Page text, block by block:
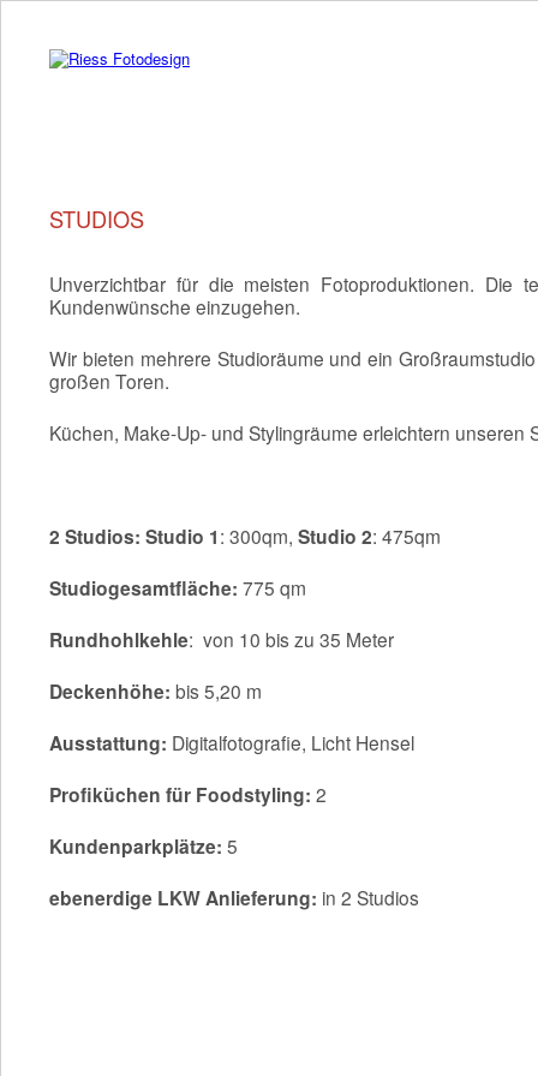
STUDIOS
Unverzichtbar für die meisten Fotoproduktionen. Die
Kundenwünsche einzugehen.
Wir bieten mehrere Studioräume und ein
großen Toren.
Küchen, Make-Up- und Stylingräume erleichtern unseren
2 Studios: Studio 1: 300qm, Studio 2: 475qm
Studiogesamtfläche: 775 qm
Rundhohlkehle: von 10 bis zu 35 Meter
Deckenhöhe: bis 5,20 m
Ausstattung: Digitalfotografie, Licht Hensel
Profiküchen für Foodstyling: 2
Kundenparkplätze: 5
ebenerdige LKW Anlieferung: in 2 Studios